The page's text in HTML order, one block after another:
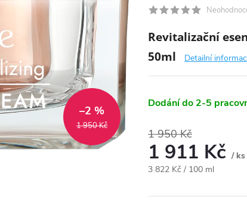
1 950 Kč
–2 %
Revitalizační
50ml
Detailní
Dodání do 2-5
1 950 Kč
1 911 Kč / ks
Měrná
3 822 Kč / 100 ml